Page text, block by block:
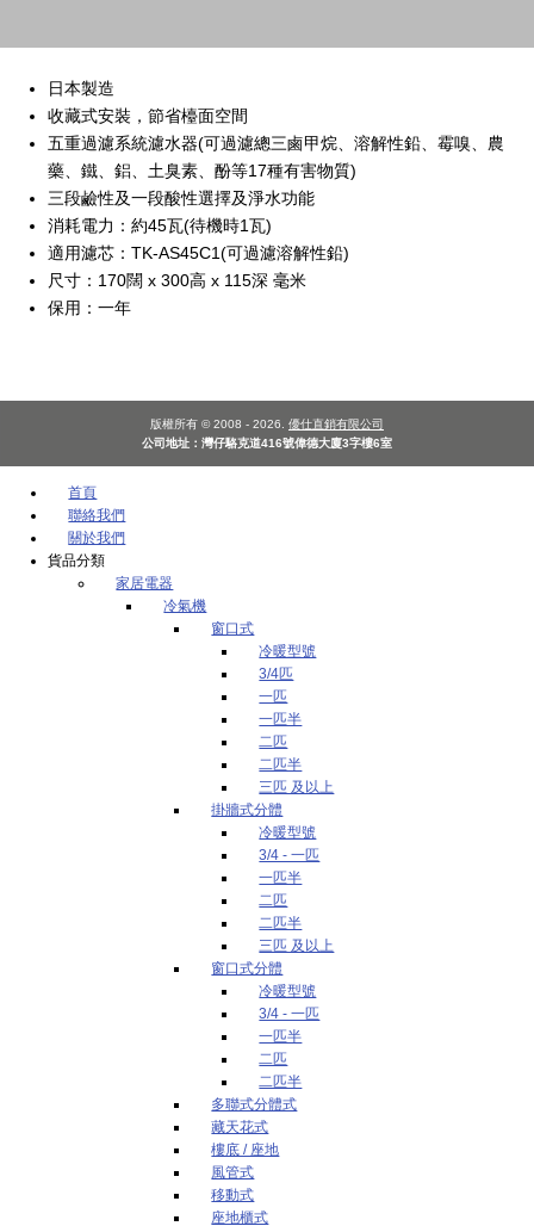
日本製造
收藏式安裝，節省檯面空間
五重過濾系統濾水器(可過濾總三鹵甲烷、溶解性鉛、霉嗅、農
藥、鐵、鋁、土臭素、酚等17種有害物質)
三段鹼性及一段酸性選擇及淨水功能
消耗電力：約45瓦(待機時1瓦)
適用濾芯：TK-AS45C1(可過濾溶解性鉛)
尺寸：170闊 x 300高 x 115深 毫米
保用：一年
版權所有 © 2008 - 2026. 優仕直銷有限公司
公司地址：灣仔駱克道416號偉德大廈3字樓6室
首頁
聯絡我們
關於我們
貨品分類
家居電器
冷氣機
窗口式
冷暖型號
3/4匹
一匹
一匹半
二匹
二匹半
三匹 及以上
掛牆式分體
冷暖型號
3/4 - 一匹
一匹半
二匹
二匹半
三匹 及以上
窗口式分體
冷暖型號
3/4 - 一匹
一匹半
二匹
二匹半
多聯式分體式
藏天花式
樓底 / 座地
風管式
移動式
座地櫃式